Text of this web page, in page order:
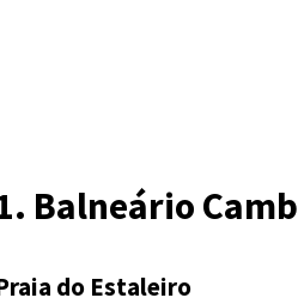
Balneário
do Estaleiro